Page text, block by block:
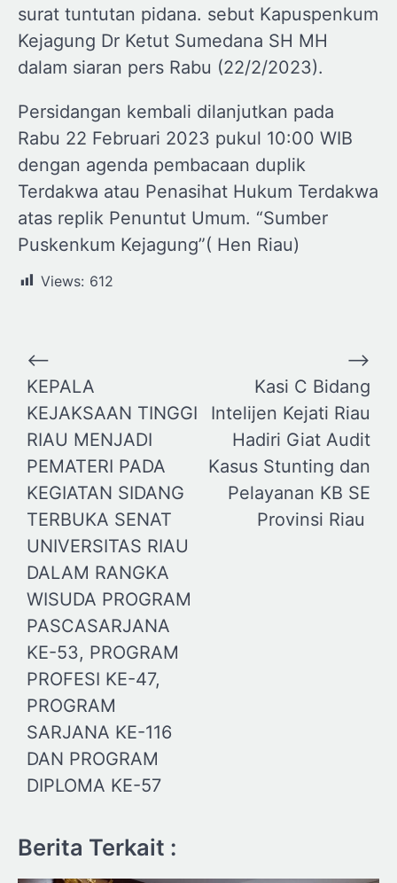
surat tuntutan pidana. sebut Kapuspenkum
Kejagung Dr Ketut Sumedana SH MH
dalam siaran pers Rabu (22/2/2023).
Persidangan kembali dilanjutkan pada
Rabu 22 Februari 2023 pukul 10:00 WIB
dengan agenda pembacaan duplik
Terdakwa atau Penasihat Hukum Terdakwa
atas replik Penuntut Umum. “Sumber
Puskenkum Kejagung”( Hen Riau)
Views: 612
Navigasi
pos
⟵
KEPALA
KEJAKSAAN TINGGI
RIAU MENJADI
PEMATERI PADA
KEGIATAN SIDANG
TERBUKA SENAT
UNIVERSITAS RIAU
DALAM RANGKA
WISUDA PROGRAM
PASCASARJANA
KE-53, PROGRAM
PROFESI KE-47,
PROGRAM
SARJANA KE-116
DAN PROGRAM
DIPLOMA KE-57
Kasi C Bidang
Intelijen Kejati Riau
Hadiri Giat Audit
Kasus Stunting dan
Pelayanan KB SE
Provinsi Riau
⟶
Berita Terkait :